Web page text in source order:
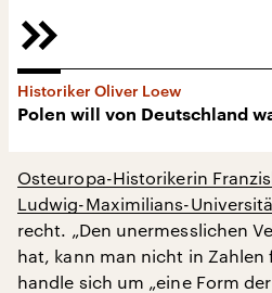
Historiker Oliver Loew
Polen will von Deutschland
Osteuropa-Historikerin
Ludwig-Maximilians-
recht. „Den unermesslichen
hat, kann man nicht in Zahlen
handle sich um „eine Form